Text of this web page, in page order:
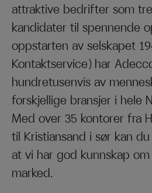
attraktive bedrifter som
kandidater til spennende
oppstarten av selskapet
Kontaktservice) har
hundretusenvis av
forskjellige bransjer i hele
Med over 35 kontorer fra
til Kristiansand i sør kan
at vi har god kunnskap
marked.